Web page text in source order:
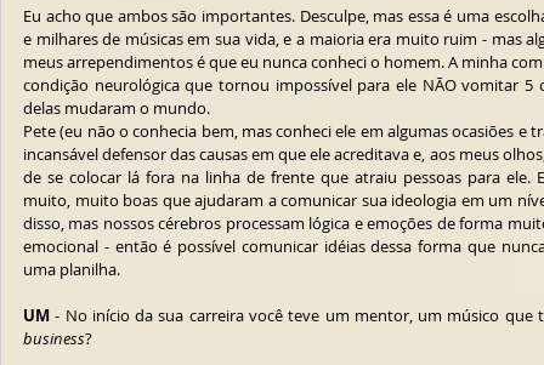
Eu acho que ambos são importantes. Desculpe, mas essa é uma
e milhares de músicas em sua vida, e a maioria era muito ruim - mas
meus arrependimentos é que eu nunca conheci o homem. A minha
condição neurológica que tornou impossível para ele NÃO vomitar 5
delas mudaram o mundo.
Pete (eu não o conhecia bem, mas conheci ele em algumas ocasiões e
incansável defensor das causas em que ele acreditava e, aos meus
de se colocar lá fora na linha de frente que atraiu pessoas para ele.
muito, muito boas que ajudaram a comunicar sua ideologia em um
disso, mas nossos cérebros processam lógica e emoções de forma
emocional - então é possível comunicar idéias dessa forma que
uma planilha.
UM - No início da sua carreira você teve um mentor, um músico
business?